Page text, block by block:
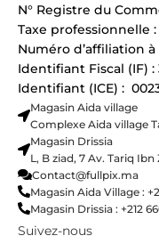
N° Registre du
Taxe professionnelle :
Numéro d’affiliation à
Identifiant Fiscal (IF) :
Identifiant (ICE) :
Magasin Aida village
Complexe Aida village
Magasin Drissia
L, B ziad, 7 Av. Tariq
Contact@fullpix.ma
Magasin Aida Village :
Magasin Drissia : +212
Suivez-nous